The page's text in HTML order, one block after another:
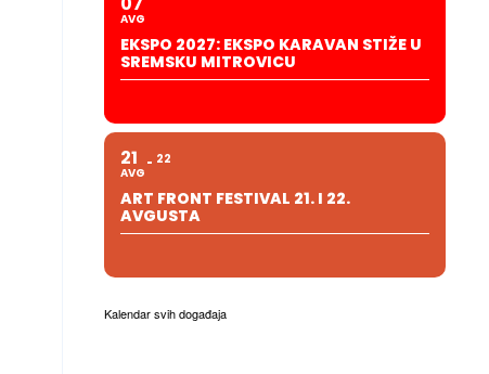
AVG
EKSPO 2027: EKSPO KARAVAN STIŽE U
SREMSKU MITROVICU
21
AVG
22
ART FRONT FESTIVAL 21. I 22.
AVGUSTA
Kalendar svih događaja